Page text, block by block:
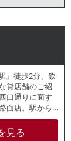
』徒歩2分、飲
貸店舗のご紹
口通りに面す
面店。駅から
で帰宅動線上
め、地域住民
見る